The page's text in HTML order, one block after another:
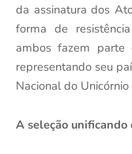
da assinatura dos
forma de
ambos fazem
representando seu
Nacional do
A seleção unificando